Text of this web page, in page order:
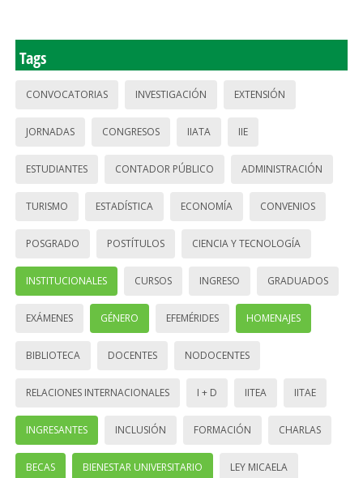
Tags
CONVOCATORIAS INVESTIGACIÓN EXTENSIÓN
JORNADAS CONGRESOS IIATA IIE
ESTUDIANTES CONTADOR PÚBLICO ADMINISTRACIÓN
TURISMO ESTADÍSTICA ECONOMÍA CONVENIOS
POSGRADO POSTÍTULOS CIENCIA Y TECNOLOGÍA
INSTITUCIONALES CURSOS INGRESO GRADUADOS
EXÁMENES GÉNERO EFEMÉRIDES HOMENAJES
BIBLIOTECA DOCENTES NODOCENTES
RELACIONES INTERNACIONALES I + D IITEA IITAE
INGRESANTES INCLUSIÓN FORMACIÓN CHARLAS
BECAS BIENESTAR UNIVERSITARIO LEY MICAELA